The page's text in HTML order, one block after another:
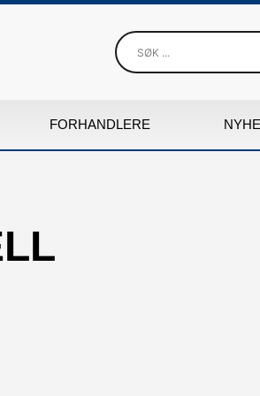
FORHANDLERE